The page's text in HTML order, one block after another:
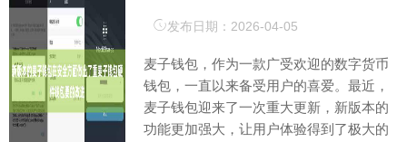
发布日期：2026-04-05
麦子钱包，作为一款广受欢迎的数字货币
钱包，一直以来备受用户的喜爱。最近，
麦子钱包迎来了一次重大更新，新版本的
功能更加强大，让用户体验得到了极大的